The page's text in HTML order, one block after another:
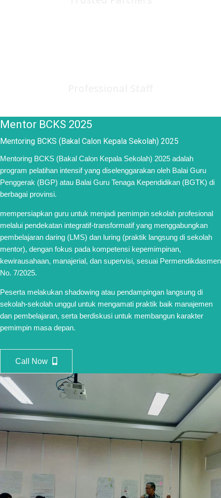
Mentor BCKS 2025
Mentoring BCKS (Bakal Calon Kepala Sekolah) 2025
Mentoring BCKS (Bakal Calon Kepala Sekolah) 2025 adalah
program pelatihan intensif yang diselenggarakan oleh Balai Guru
Penggerak (BGP) atau Balai Guru Tenaga Kependidikan (BGTK) di
berbagai provinsi.
mempersiapkan guru untuk menjadi pemimpin sekolah profesional
melalui pendekatan integratif-transformatif yang menggabungkan
pembelajaran daring (LMS) dan luring (praktik langsung di sekolah
mentor), dengan fokus pada kompetensi kepemimpinan,
kewirausahaan, manajerial, dan supervisi, sesuai Permendikdasmen
No. 7/2025.
Peserta melakukan shadowing atau pendampingan langsung di
sekolah-sekolah unggul untuk mengamati praktik baik manajemen
dan pembelajaran, serta berdiskusi untuk membangun karakter
pemimpin masa depan.
Call Now